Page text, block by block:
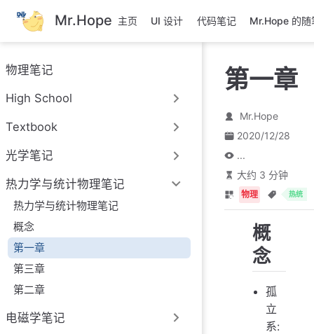
跳
至
主
內
Mr.Hope 主页 UI 设计 代码笔记 Mr.Hope 的随
物理笔记
High School
Textbook
光学笔记
热力学与统计物理笔记
热力学与统计物理笔记
概念
第一章
第三章
第二章
电磁学笔记
第一章
Mr.Hope
2020/12/28
...
大约 3 分钟
物理 热统
概
念
孤
立
系: